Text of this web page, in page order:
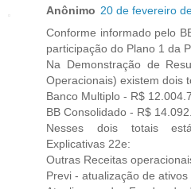
Anônimo 20 de fevereiro
Conforme informado pelo
participação do Plano 1 da
Na Demonstração de
Operacionais) existem dois
Banco Multiplo - R$
BB Consolidado - R$
Nesses dois totais
Explicativas 22e:
Outras Receitas
Previ - atualização de